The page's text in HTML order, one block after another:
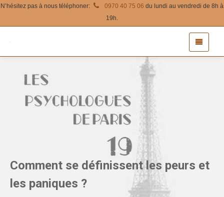
N’hésitez pas à nous téléphoner: 0970 40 75 06 du lundi au vendredi de 8h à
19h.
Comment se définissent les peurs et
les paniques ?